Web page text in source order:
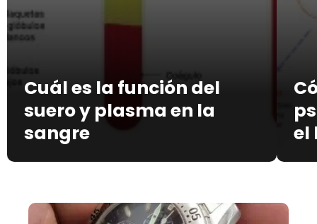
Cuál es la función del
suero y plasma en la
sangre
el